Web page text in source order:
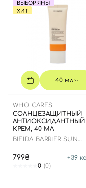
ВЫБОР ЯНЫ
ХИТ
40 мл
WHO CARES
СОЛНЦЕЗАЩИТНЫЙ
АНТИОКСИДАНТНЫЙ
КРЕМ, 40 МЛ
BIFIDA BARRIER SUN
799₴ +39
0 (0)